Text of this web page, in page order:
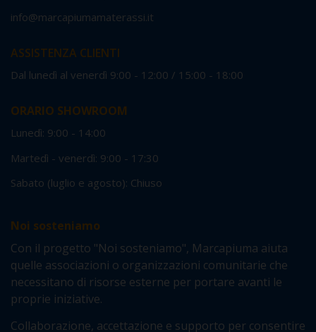
info@marcapiumamaterassi.it
ASSISTENZA CLIENTI
Dal lunedì al venerdì 9:00 - 12:00 / 15:00 - 18:00
ORARIO SHOWROOM
Lunedì: 9:00 - 14:00
Martedì - venerdì: 9:00 - 17:30
Sabato (luglio e agosto): Chiuso
Noi sosteniamo
Con il progetto "Noi sosteniamo", Marcapiuma aiuta
quelle associazioni o organizzazioni comunitarie che
necessitano di risorse esterne per portare avanti le
proprie iniziative.
Collaborazione, accettazione e supporto per consentire